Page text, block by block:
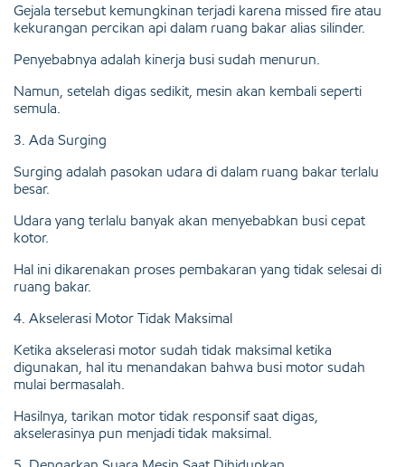
Gejala tersebut kemungkinan terjadi karena missed fire atau
kekurangan percikan api dalam ruang bakar alias silinder.
Penyebabnya adalah kinerja busi sudah menurun.
Namun, setelah digas sedikit, mesin akan kembali seperti
semula.
3. Ada Surging
Surging adalah pasokan udara di dalam ruang bakar terlalu
besar.
Udara yang terlalu banyak akan menyebabkan busi cepat
kotor.
Hal ini dikarenakan proses pembakaran yang tidak selesai di
ruang bakar.
4. Akselerasi Motor Tidak Maksimal
Ketika akselerasi motor sudah tidak maksimal ketika
digunakan, hal itu menandakan bahwa busi motor sudah
mulai bermasalah.
Hasilnya, tarikan motor tidak responsif saat digas,
akselerasinya pun menjadi tidak maksimal.